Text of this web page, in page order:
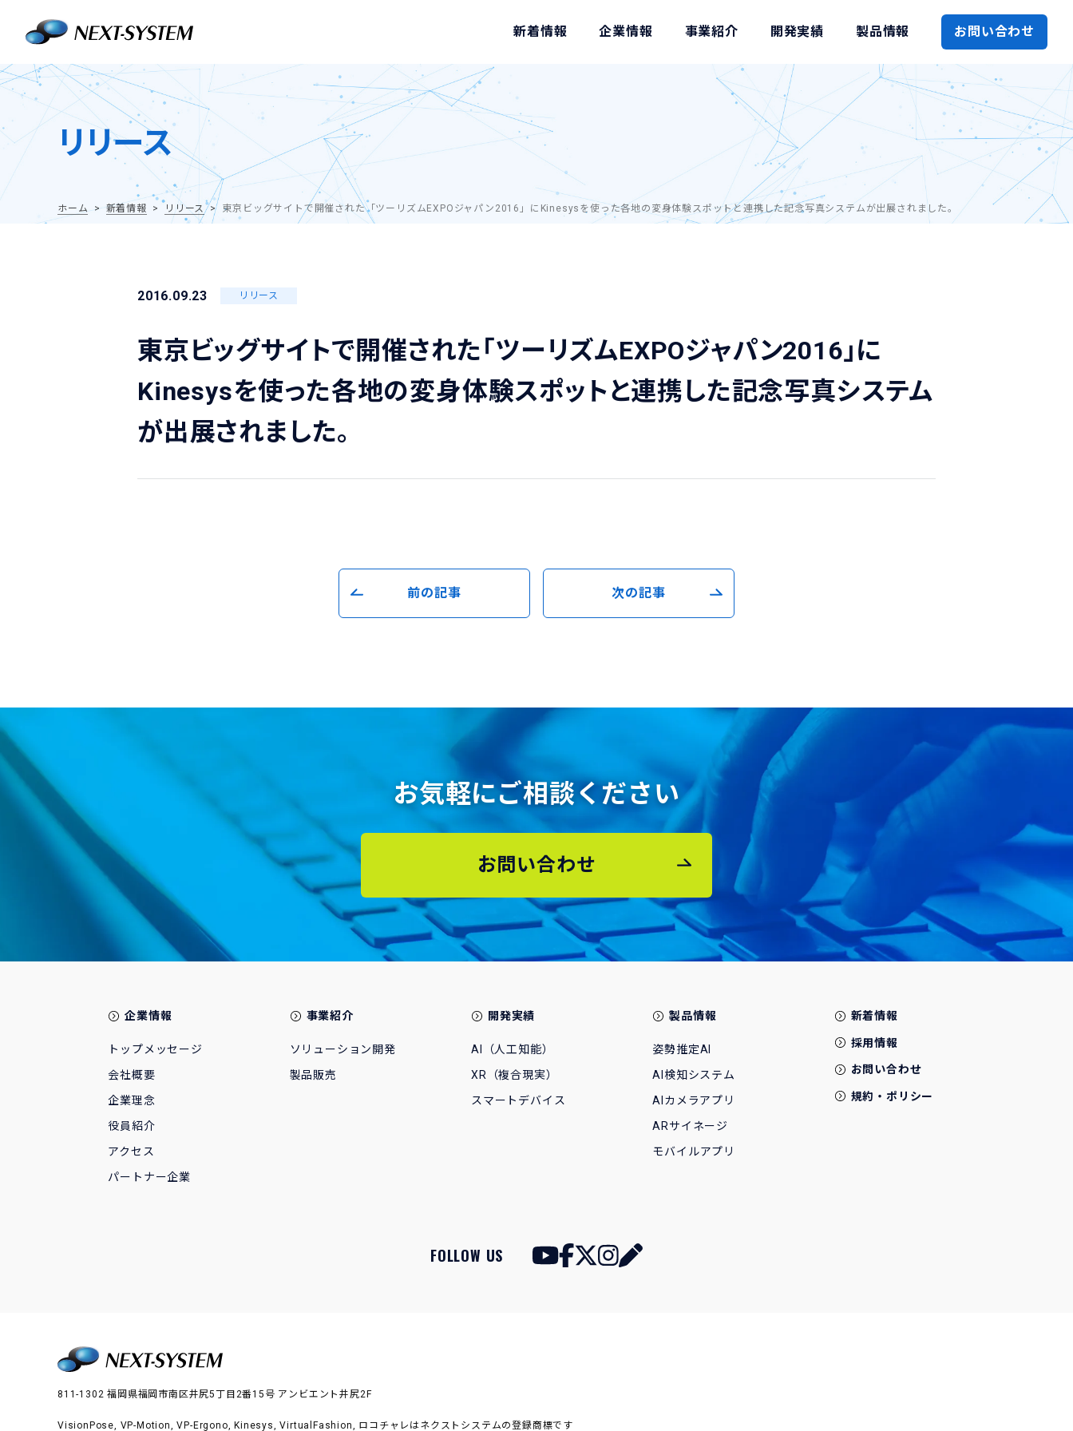
新着情報 企業情報 事業紹介 開発実績 製品情報 お問い合わせ
リリース
ホーム 新着情報 リリース 東京ビッグサイトで開催された「ツーリズムEXPOジャパン2016」にKinesysを使った各地の変身体験スポットと連携した記念写真システムが出展されました。
2016.09.23 リリース
東京ビッグサイトで開催された「ツーリズムEXPOジャパン2016」に
Kinesysを使った各地の変身体験スポットと連携した記念写真システム
が出展されました。
前の記事 次の記事
お気軽にご相談ください
お問い合わせ
企業情報
トップメッセージ
会社概要
企業理念
役員紹介
アクセス
パートナー企業
事業紹介
ソリューション開発
製品販売
開発実績
AI（人工知能）
XR（複合現実）
スマートデバイス
製品情報
姿勢推定AI
AI検知システム
AIカメラアプリ
ARサイネージ
モバイルアプリ
新着情報
採用情報
お問い合わせ
規約・ポリシー
FOLLOW US
811-1302 福岡県福岡市南区井尻5丁目2番15号 アンビエント井尻2F
VisionPose, VP-Motion,VP-Ergono, Kinesys,VirtualFashion, ロコチャレ はネクストシステムの登録商標です